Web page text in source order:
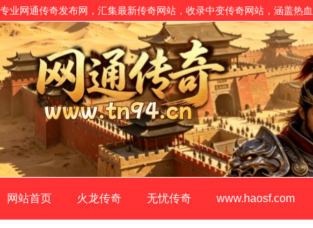
专业网通传奇发布网，汇集最新传奇网站，收录中变传奇网站，涵盖热
网站首页 火龙传奇 无忧传奇 www.haosf.com